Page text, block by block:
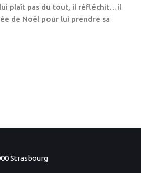
plaît pas du tout, il réfléchit…il
de Noël pour lui prendre sa
Strasbourg